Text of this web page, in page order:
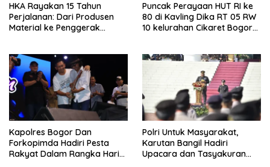
HKA Rayakan 15 Tahun
Perjalanan: Dari Produsen
Material ke Penggerak
Puncak Perayaan HUT RI ke
80 di Kavling Dika RT 05 RW
10 kelurahan Cikaret Bogor
Kapolres Bogor Dan
Forkopimda Hadiri Pesta
Rakyat Dalam Rangka Hari
Polri Untuk Masyarakat,
Karutan Bangil Hadiri
Upacara dan Tasyakuran